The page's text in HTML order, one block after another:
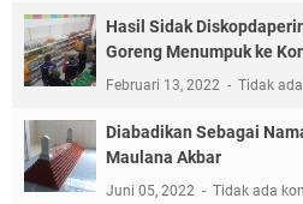
Hasil Sidak
Goreng Menumpuk ke
Februari 13, 2022 Tidak
Diabadikan Sebagai
Maulana Akbar
Juni 05, 2022 Tidak ada